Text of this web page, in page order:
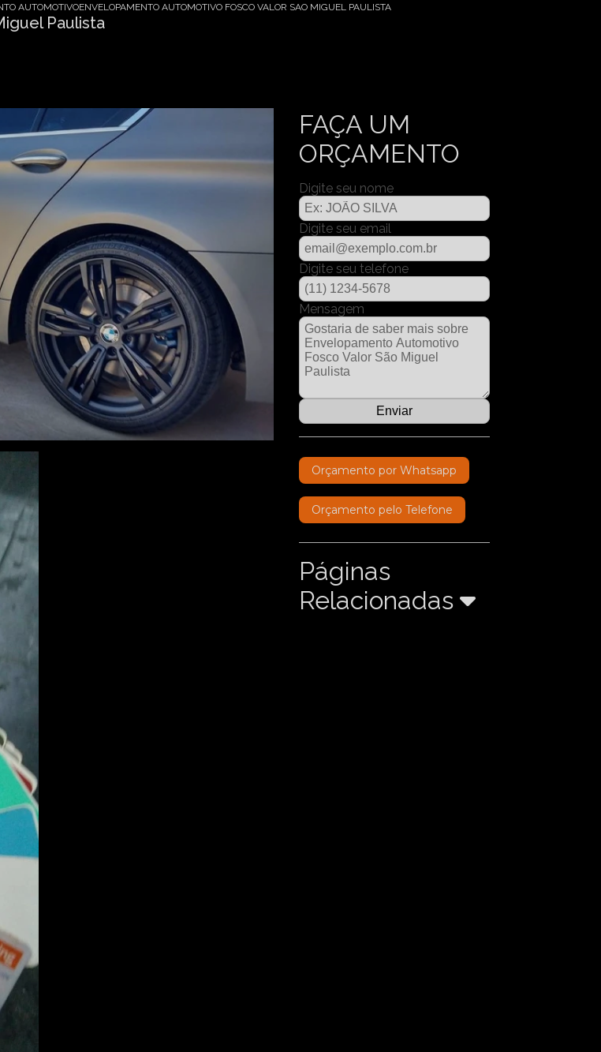
AUTOMOTIVOENVELOPAMENTO AUTOMOTIVO FOSCO VALOR SAO MIGUEL PAULISTA
Paulista
FAÇA UM
ORÇAMENTO
Digite seu nome
Digite seu email
Digite seu telefone
Mensagem
Orçamento por Whatsapp
Orçamento pelo Telefone
Páginas
Relacionadas